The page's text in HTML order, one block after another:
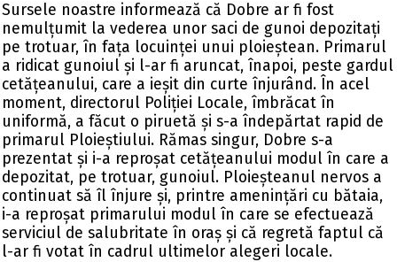
Sursele noastre informează că Dobre ar fi fost
nemulțumit la vederea unor saci de gunoi depozitați
pe trotuar, în fața locuinței unui ploieștean. Primarul
a ridicat gunoiul și l-ar fi aruncat, înapoi, peste gardul
cetățeanului, care a ieșit din curte înjurând. În acel
moment, directorul Poliției Locale, îmbrăcat în
uniformă, a făcut o piruetă și s-a îndepărtat rapid de
primarul Ploieștiului. Rămas singur, Dobre s-a
prezentat și i-a reproșat cetățeanului modul în care a
depozitat, pe trotuar, gunoiul. Ploieșteanul nervos a
continuat să îl înjure și, printre amenințări cu bătaia,
i-a reproșat primarului modul în care se efectuează
serviciul de salubritate în oraș și că regretă faptul că
l-ar fi votat în cadrul ultimelor alegeri locale.